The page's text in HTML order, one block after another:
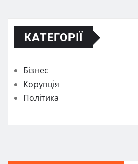
КАТЕГОРІЇ
Бізнес
Корупція
Політика